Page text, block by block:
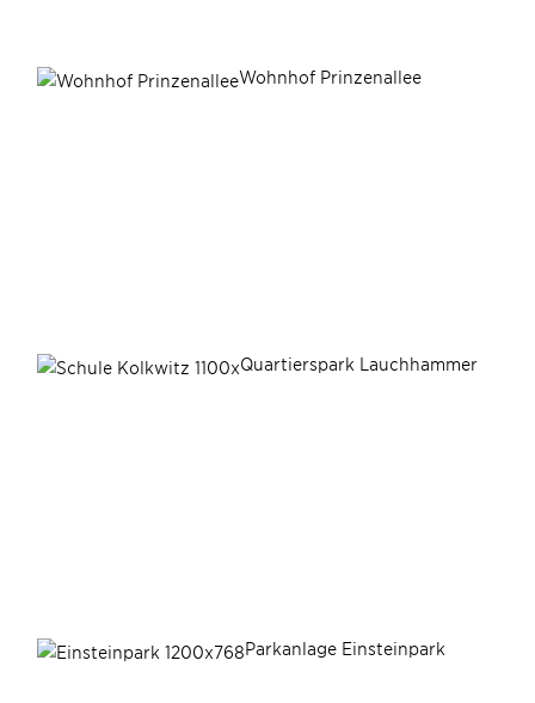
Wohnhof Prinzenallee
Quartierspark Lauchhammer
Parkanlage Einsteinpark